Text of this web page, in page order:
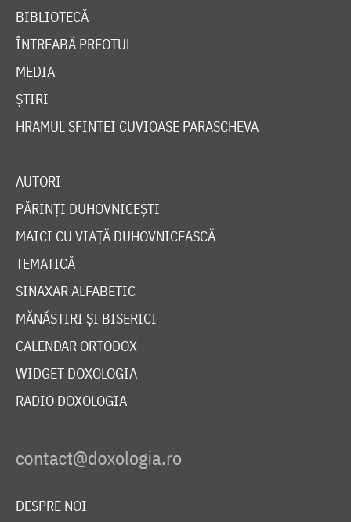
BIBLIOTECĂ
ÎNTREABĂ PREOTUL
MEDIA
ȘTIRI
HRAMUL SFINTEI CUVIOASE PARASCHEVA
AUTORI
PĂRINȚI DUHOVNICEȘTI
MAICI CU VIAȚĂ DUHOVNICEASCĂ
TEMATICĂ
SINAXAR ALFABETIC
MĂNĂSTIRI ȘI BISERICI
CALENDAR ORTODOX
WIDGET DOXOLOGIA
RADIO DOXOLOGIA
DESPRE NOI